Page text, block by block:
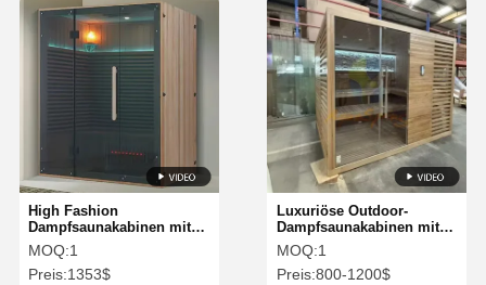
Startseite Produkte Über Uns Fabrik Tour
Luxuriöse Outdoor-
Dampfsaunakabinen mit
hoher Haltbarkeit für 4
Personen
MOQ:1
Preis:800-1200$
High Fashion
Dampfsaunakabinen mit
hoher Privatsphäre und
CE-Zertifizierung
MOQ:1
Preis:1353$